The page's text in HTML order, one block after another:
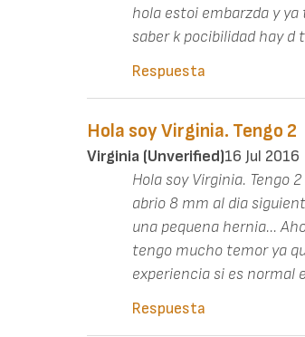
hola estoi embarzda y
saber k pocibilidad hay
Respuesta
Hola soy Virginia. Tengo 2
Virginia (unverified)16 Jul 2016
Hola soy Virginia. Tengo
abrio 8 mm al dia
una pequena hernia...
tengo mucho temor ya
experiencia si es normal
Respuesta